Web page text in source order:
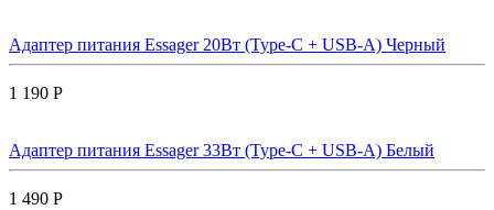
Адаптер питания Essager 20Вт (Type-C + USB-A) Черный
1 190 Р
Адаптер питания Essager 33Вт (Type-C + USB-A) Белый
1 490 Р